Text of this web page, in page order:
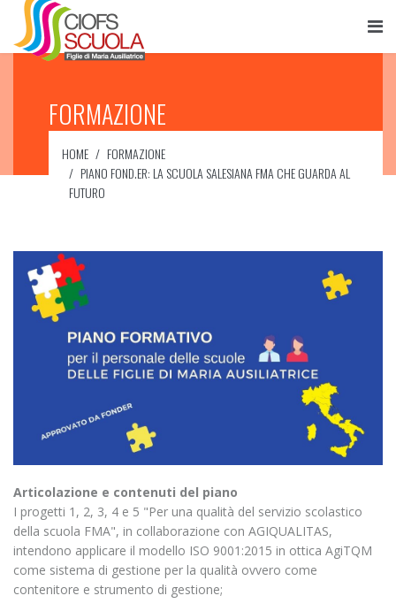
FORMAZIONE
HOME
FORMAZIONE
PIANO FOND.ER: LA SCUOLA SALESIANA FMA CHE GUARDA AL
FUTURO
Articolazione e contenuti del piano
I progetti 1, 2, 3, 4 e 5 "Per una qualità del servizio scolastico
della scuola FMA", in collaborazione con AGIQUALITAS,
intendono applicare il modello ISO 9001:2015 in ottica AgiTQM
come sistema di gestione per la qualità ovvero come
contenitore e strumento di gestione;